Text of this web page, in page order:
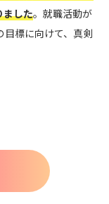
ました。就職活動が
標に向けて、真剣